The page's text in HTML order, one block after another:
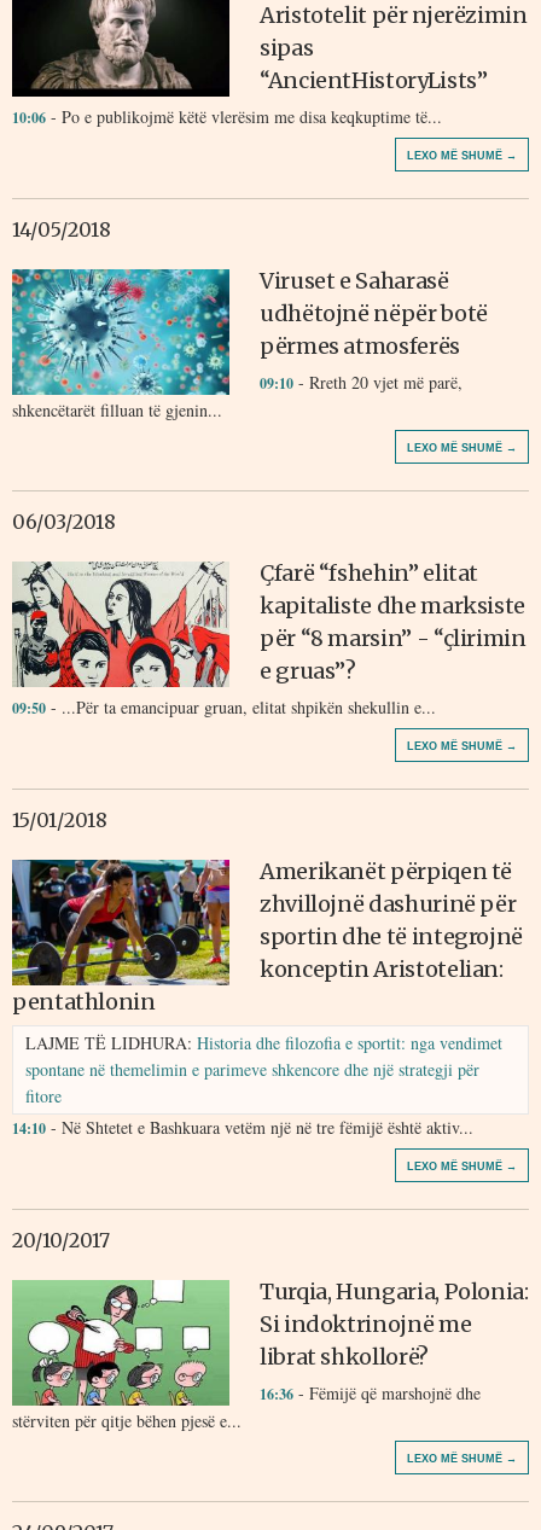
Aristotelit për njerëzimin
sipas
“AncientHistoryLists”
10:06 - Po e publikojmë këtë vlerësim me disa keqkuptime të...
LEXO MË SHUMË →
14/05/2018
Viruset e Saharasë
udhëtojnë nëpër botë
përmes atmosferës
09:10 - Rreth 20 vjet më parë,
shkencëtarët filluan të gjenin...
LEXO MË SHUMË →
06/03/2018
Çfarë “fshehin” elitat
kapitaliste dhe marksiste
për “8 marsin” - “çlirimin
e gruas”?
09:50 - ...Për ta emancipuar gruan, elitat shpikën shekullin e...
LEXO MË SHUMË →
15/01/2018
Amerikanët përpiqen të
zhvillojnë dashurinë për
sportin dhe të integrojnë
konceptin Aristotelian:
pentathlonin
LAJME TË LIDHURA: Historia dhe filozofia e sportit: nga vendimet
spontane në themelimin e parimeve shkencore dhe një strategji për
fitore
14:10 - Në Shtetet e Bashkuara vetëm një në tre fëmijë është aktiv...
LEXO MË SHUMË →
20/10/2017
Turqia, Hungaria, Polonia:
Si indoktrinojnë me
librat shkollorë?
16:36 - Fëmijë që marshojnë dhe
stërviten për qitje bëhen pjesë e...
LEXO MË SHUMË →